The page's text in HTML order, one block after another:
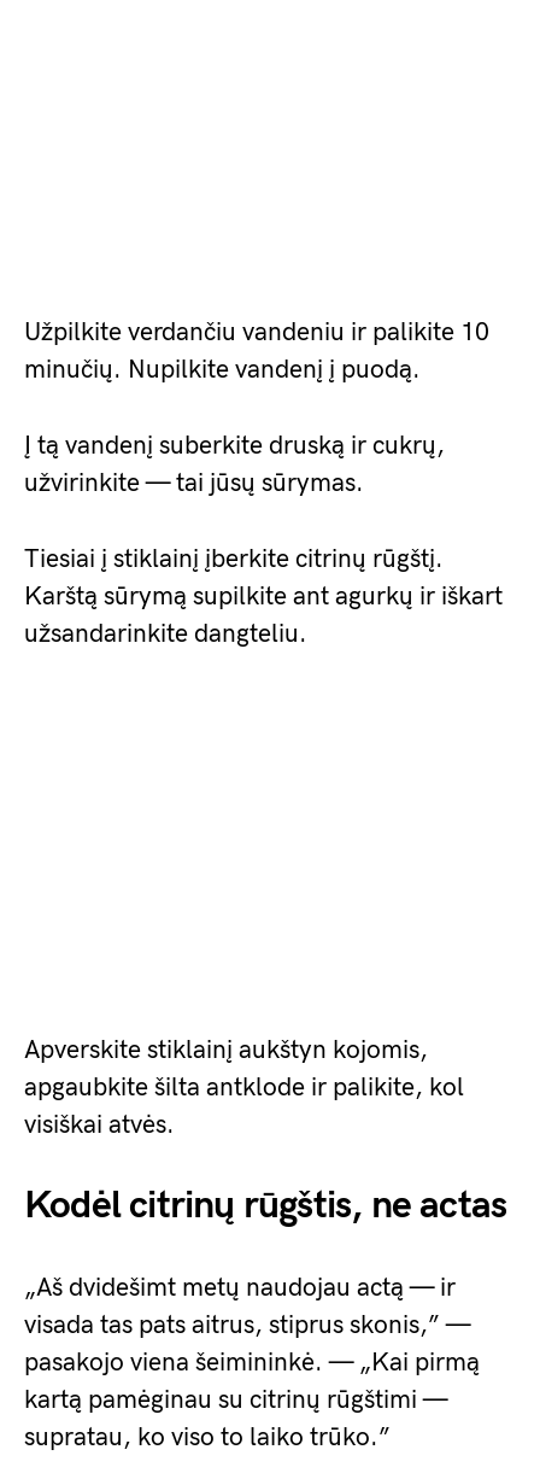
Užpilkite verdančiu vandeniu ir palikite 10
minučių. Nupilkite vandenį į puodą.
Į tą vandenį suberkite druską ir cukrų,
užvirinkite — tai jūsų sūrymas.
Tiesiai į stiklainį įberkite citrinų rūgštį.
Karštą sūrymą supilkite ant agurkų ir iškart
užsandarinkite dangteliu.
Apverskite stiklainį aukštyn kojomis,
apgaubkite šilta antklode ir palikite, kol
visiškai atvės.
Kodėl citrinų rūgštis, ne actas
„Aš dvidešimt metų naudojau actą — ir
visada tas pats aitrus, stiprus skonis,” —
pasakojo viena šeimininkė. — „Kai pirmą
kartą pamėginau su citrinų rūgštimi —
supratau, ko viso to laiko trūko.”